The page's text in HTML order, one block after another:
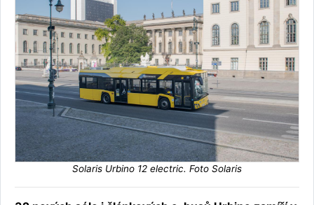
Solaris Urbino 12 electric. Foto Solaris